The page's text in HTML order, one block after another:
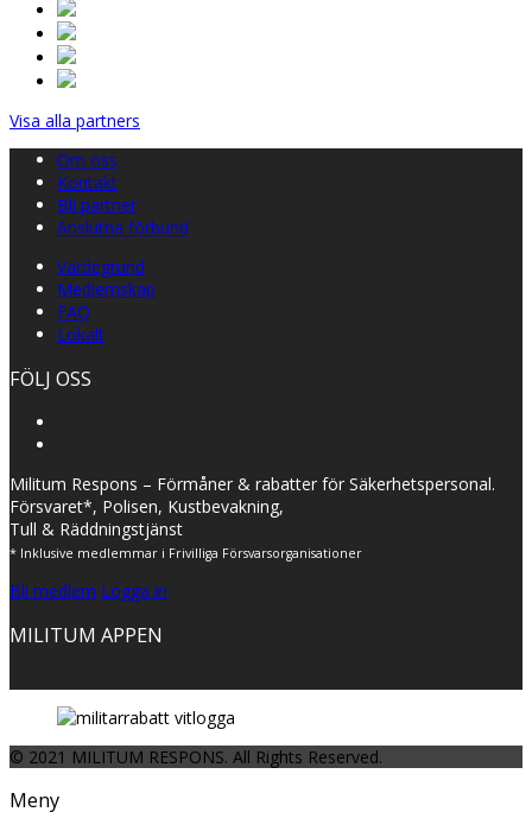
Visa alla partners
Om oss
Kontakt
Bli partner
Anslutna förbund
Värdegrund
Medlemskap
FAQ
Lokalt
FÖLJ OSS
Militum Respons – Förmåner & rabatter för Säkerhetspersonal.
Försvaret*, Polisen, Kustbevakning,
Tull & Räddningstjänst
* Inklusive medlemmar i Frivilliga Försvarsorganisationer
Bli medlem Logga in
MILITUM APPEN
© 2021 MILITUM RESPONS. All Rights Reserved.
Meny